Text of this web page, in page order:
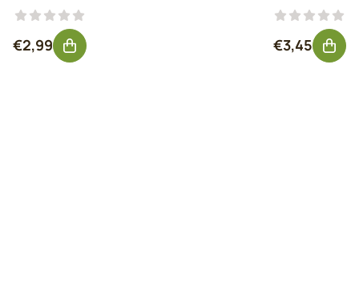
Prijs: 2,99, exclusief btw: 2,47
€2,99 Prijs:
€3,45